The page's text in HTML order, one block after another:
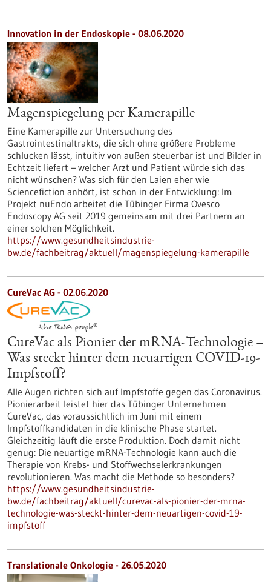
Innovation in der Endoskopie - 08.06.2020
Magenspiegelung per Kamerapille
Eine Kamerapille zur Untersuchung des
Gastrointestinaltrakts, die sich ohne größere Probleme
schlucken lässt, intuitiv von außen steuerbar ist und Bilder in
Echtzeit liefert – welcher Arzt und Patient würde sich das
nicht wünschen? Was sich für den Laien eher wie
Sciencefiction anhört, ist schon in der Entwicklung: Im
Projekt nuEndo arbeitet die Tübinger Firma Ovesco
Endoscopy AG seit 2019 gemeinsam mit drei Partnern an
einer solchen Möglichkeit.
https://www.gesundheitsindustrie-
bw.de/fachbeitrag/aktuell/magenspiegelung-kamerapille
CureVac AG - 02.06.2020
CureVac als Pionier der mRNA-Technologie –
Was steckt hinter dem neuartigen COVID-19-
Impfstoff?
Alle Augen richten sich auf Impfstoffe gegen das Coronavirus.
Pionierarbeit leistet hier das Tübinger Unternehmen
CureVac, das voraussichtlich im Juni mit einem
Impfstoffkandidaten in die klinische Phase startet.
Gleichzeitig läuft die erste Produktion. Doch damit nicht
genug: Die neuartige mRNA-Technologie kann auch die
Therapie von Krebs- und Stoffwechselerkrankungen
revolutionieren. Was macht die Methode so besonders?
https://www.gesundheitsindustrie-
bw.de/fachbeitrag/aktuell/curevac-als-pionier-der-mrna-
technologie-was-steckt-hinter-dem-neuartigen-covid-19-
impfstoff
Translationale Onkologie - 26.05.2020